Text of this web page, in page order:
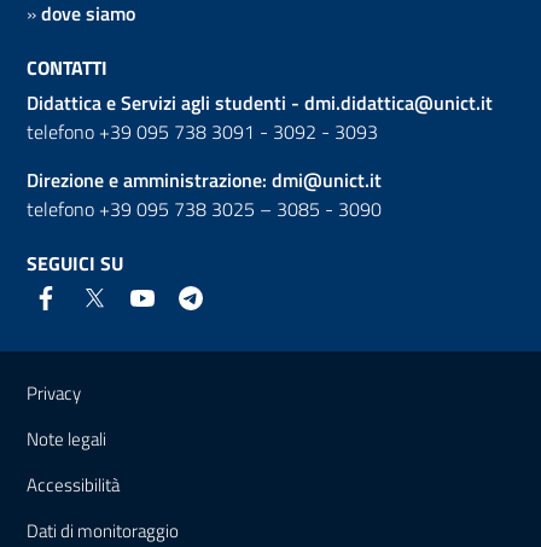
»dove siamo
CONTATTI
Didattica e Servizi agli studenti - dmi.didattica@unict.it
telefono +39 095 738 3091 - 3092 - 3093
Direzione e amministrazione: dmi@unict.it
telefono +39 095 738 3025 – 3085 - 3090
SEGUICI SU
Link e informazioni utili
Privacy
Note legali
Accessibilità
Dati di monitoraggio